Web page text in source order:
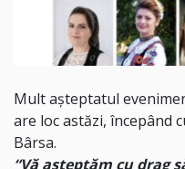
Mult așteptatul
are loc astăzi, începând
Bârsa.
“Vă așteptăm cu drag